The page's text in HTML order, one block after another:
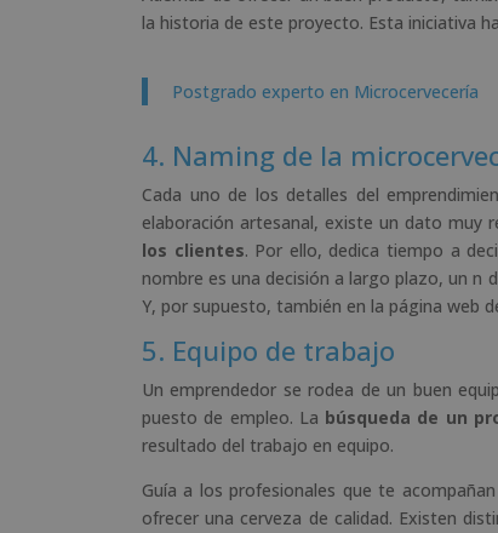
la historia de este proyecto. Esta iniciativa
Postgrado experto en Microcervecería
4. Naming de la
Cada uno de los detalles del
elaboración artesanal, existe un dato muy
los clientes. Por ello, dedica tiempo a
nombre es una decisión a largo plazo, un
Y, por supuesto, también en la página web
5. Equipo de trabajo
Un emprendedor se rodea de un buen
puesto de empleo. La búsqueda de un
resultado del trabajo en equipo.
Guía a los profesionales que te
ofrecer una cerveza de calidad. Existen